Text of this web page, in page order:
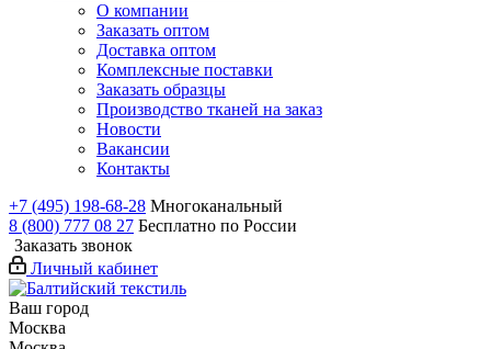
О компании
Заказать оптом
Доставка оптом
Комплексные поставки
Заказать образцы
Производство тканей на заказ
Новости
Вакансии
Контакты
+7 (495) 198-68-28 Многоканальный
8 (800) 777 08 27 Бесплатно по России
Заказать звонок
Личный кабинет
Ваш город
Москва